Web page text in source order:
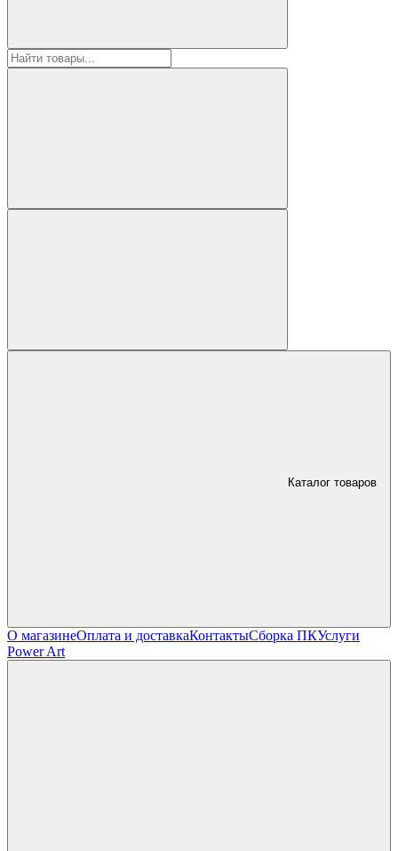
Каталог товаров
О магазинеОплата и доставкаКонтактыСборка ПКУслуги
Power Art